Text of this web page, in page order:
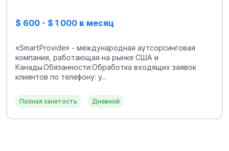
$ 600 - $ 1 000 в месяц
«SmartProvide» - международная аутсорсинговая
компания, работающая на рынке США и
Канады.Обязанности:Обработка входящих заявок
клиентов по телефону: у...
Полная занятость Дневной